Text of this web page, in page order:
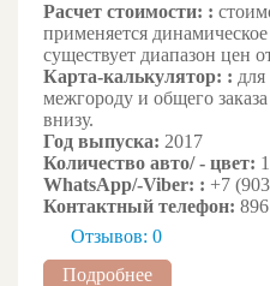
Расчет стоимости: :
применяется
существует диапазон цен
Карта-калькулятор: : для
межгороду и общего
внизу.
Год выпуска: 2017
Количество авто/ - цвет:
WhatsApp/-Viber: : +7
Контактный телефон:
Отзывов: 0
Подробнее